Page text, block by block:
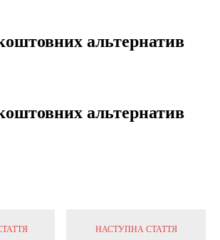
альтернатив
альтернатив
НАСТУПНА СТАТТЯ